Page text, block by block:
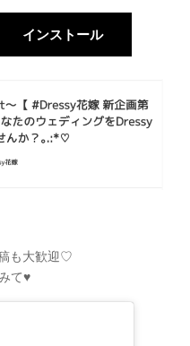
インストール
も大歓迎♡
て♥